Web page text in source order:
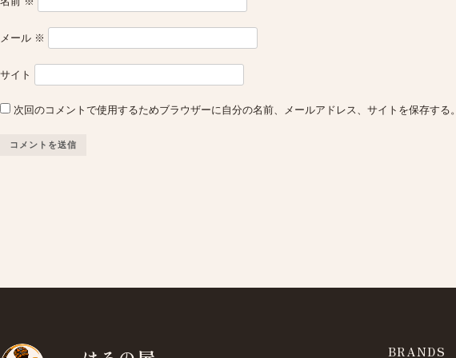
メール ※
サイト
次回のコメントで使用するためブラウザーに自分の名前、メールアドレス、サイトを保存する。
BRANDS